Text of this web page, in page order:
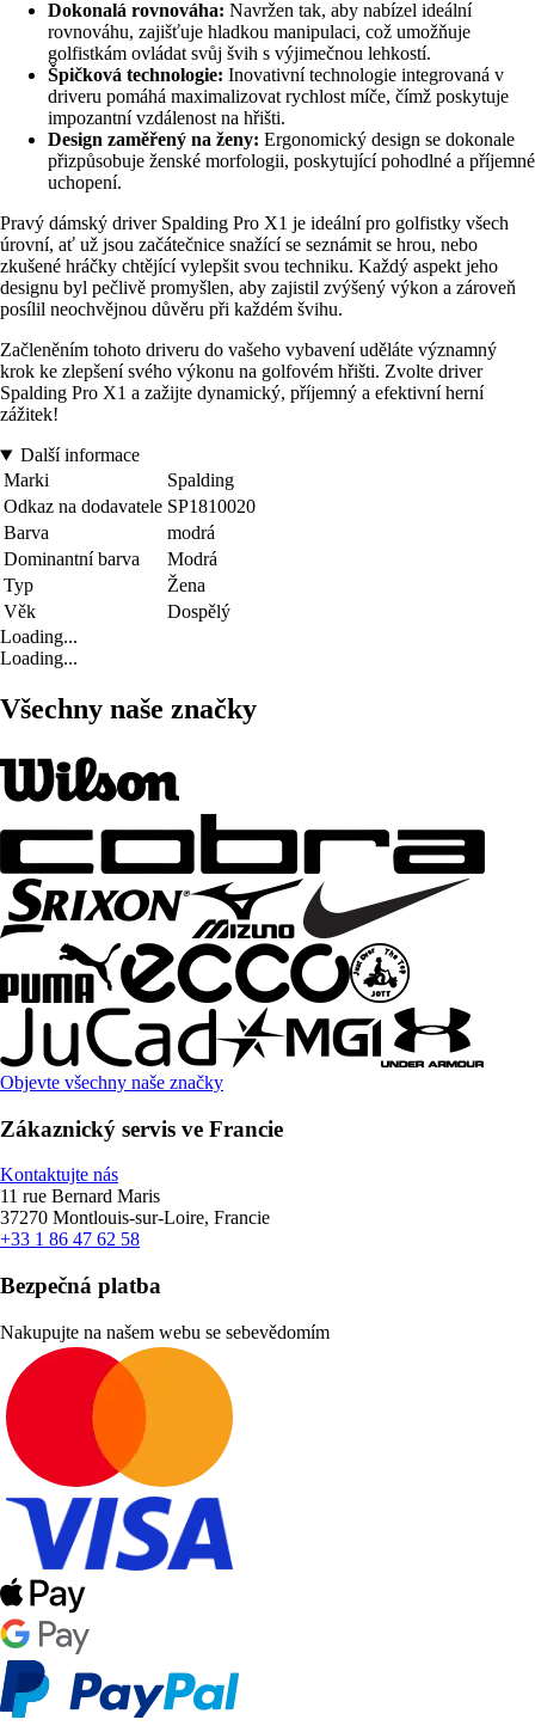
Dokonalá rovnováha: Navržen tak, aby nabízel ideální
rovnováhu, zajišťuje hladkou manipulaci, což umožňuje
golfistkám ovládat svůj švih s výjimečnou lehkostí.
Špičková technologie: Inovativní technologie integrovaná v
driveru pomáhá maximalizovat rychlost míče, čímž poskytuje
impozantní vzdálenost na hřišti.
Design zaměřený na ženy: Ergonomický design se dokonale
přizpůsobuje ženské morfologii, poskytující pohodlné a příjemné
uchopení.
Pravý dámský driver Spalding Pro X1 je ideální pro golfistky všech
úrovní, ať už jsou začátečnice snažící se seznámit se hrou, nebo
zkušené hráčky chtějící vylepšit svou techniku. Každý aspekt jeho
designu byl pečlivě promyšlen, aby zajistil zvýšený výkon a zároveň
posílil neochvějnou důvěru při každém švihu.
Začleněním tohoto driveru do vašeho vybavení uděláte významný
krok ke zlepšení svého výkonu na golfovém hřišti. Zvolte driver
Spalding Pro X1 a zažijte dynamický, příjemný a efektivní herní
zážitek!
Další informace
Marki
Spalding
Odkaz na dodavatele SP1810020
Barva
modrá
Dominantní barva
Modrá
Typ
Žena
Věk
Dospělý
Loading...
Loading...
Všechny naše značky
Objevte všechny naše značky
Zákaznický servis ve Francie
Kontaktujte nás
11 rue Bernard Maris
37270 Montlouis-sur-Loire, Francie
+33 1 86 47 62 58
Bezpečná platba
Nakupujte na našem webu se sebevědomím